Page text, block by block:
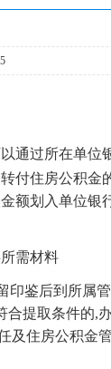
通过所在单位
付住房公积金
额划入单位银
需材料
印鉴后到所属
合提取条件的,
及住房公积金